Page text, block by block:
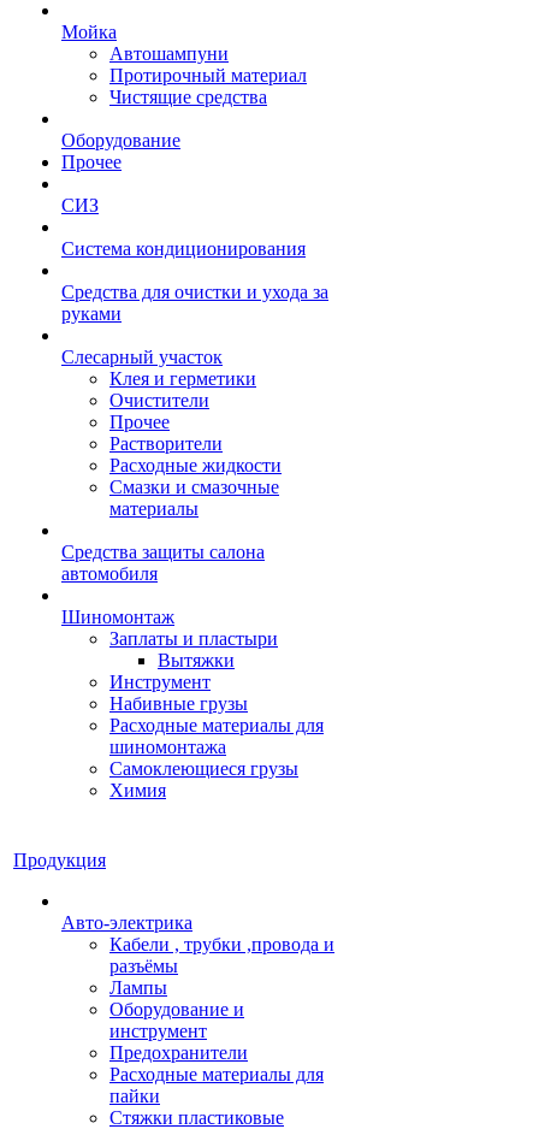
Мойка
Автошампуни
Протирочный материал
Чистящие средства
Оборудование
Прочее
СИЗ
Система кондиционирования
Средства для очистки и ухода за
руками
Слесарный участок
Клея и герметики
Очистители
Прочее
Растворители
Расходные жидкости
Смазки и смазочные
материалы
Средства защиты салона
автомобиля
Шиномонтаж
Заплаты и пластыри
Вытяжки
Инструмент
Набивные грузы
Расходные материалы для
шиномонтажа
Самоклеющиеся грузы
Химия
Продукция
Авто-электрика
Кабели , трубки ,провода и
разъёмы
Лампы
Оборудование и
инструмент
Предохранители
Расходные материалы для
пайки
Стяжки пластиковые